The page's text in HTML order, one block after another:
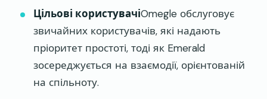
Цільові користувачіOmegle обслуговує
звичайних користувачів, які надають
пріоритет простоті, тоді як Emerald
зосереджується на взаємодії, орієнтованій
на спільноту.